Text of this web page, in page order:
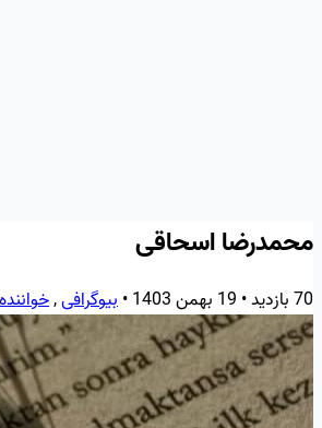
محمدرضا اسحاقی
70 بازدید • 19 بهمن 1403 •بیوگرافی,